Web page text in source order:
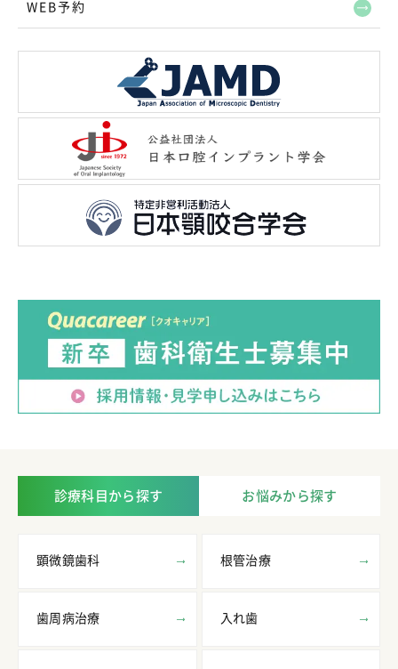
WEB予約
診療科目から探す お悩みから探す
顕微鏡歯科 根管治療
歯周病治療 入れ歯